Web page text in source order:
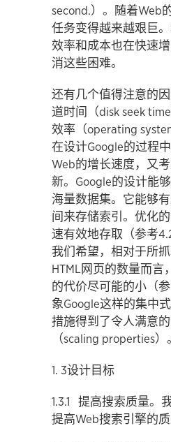
second.）。随着Web
任务变得越来越艰巨
效率和成本也在快速
消这些困难。
还有几个值得注意的
道时间（disk seek
效率（operating
在设计Google的过程
Web的增长速度，又
新。Google的设计能
海量数据集。它能够
间来存储索引。优化
速有效地存取（参考
我们希望，相对于所
HTML网页的数量而言
的代价尽可能的小（
象Google这样的集中
措施得到了令人满意
（scaling properties）
1. 3设计目标
1.3.1 提高搜索质量。
提高Web搜索引擎的质